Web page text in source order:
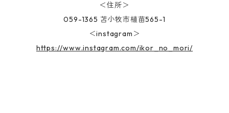
＜住所＞
059-1365 苫小牧市植苗565-1
＜instagram＞
https://www.instagram.com/ikor_no_mori/